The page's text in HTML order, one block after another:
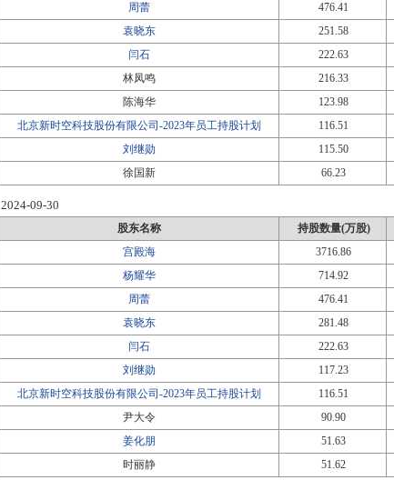
周蕾 476.41
袁晓东 251.58
闫石 222.63
林凤鸣 216.33
陈海华 123.98
北京新时空科技股份有限公司-2023年员工持股计划 116.51
刘继勋 115.50
徐国新 66.23
2024-09-30
股东名称 持股数量(万股)
宫殿海 3716.86
杨耀华 714.92
周蕾 476.41
袁晓东 281.48
闫石 222.63
刘继勋 117.23
北京新时空科技股份有限公司-2023年员工持股计划 116.51
尹大令 90.90
姜化朋 51.63
时丽静 51.62